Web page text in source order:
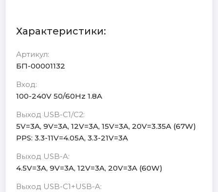
Характеристики:
Артикул:
БП-00001132
Вход:
100-240V 50/60Hz 1.8A
Выход USB-C1/C2:
5V=3A, 9V=3A, 12V=3A, 15V=3A, 20V=3.35A (67W)
PPS: 3.3-11V=4.05A, 3.3-21V=3A
Выход USB-A:
4.5V=3A, 9V=3A, 12V=3A, 20V=3A (60W)
Выход USB-C1+USB-A: